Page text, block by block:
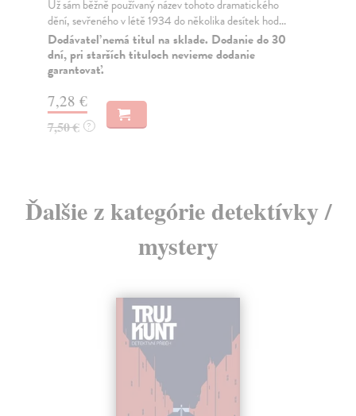
Už sám běžně používaný název tohoto dramatického
dění, sevřeného v létě 1934 do několika desítek hod...
Dodávateľ nemá titul na sklade. Dodanie do 30
dní, pri starších tituloch nevieme dodanie
garantovať.
7,28 €
7,50 € ?
Ďalšie z kategórie detektívky /
mystery